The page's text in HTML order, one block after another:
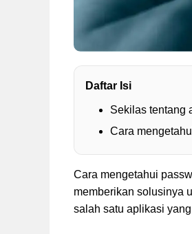
Daftar Isi
Sekilas tentang
Cara
Cara mengetahui
memberikan solusinya
salah satu aplikasi